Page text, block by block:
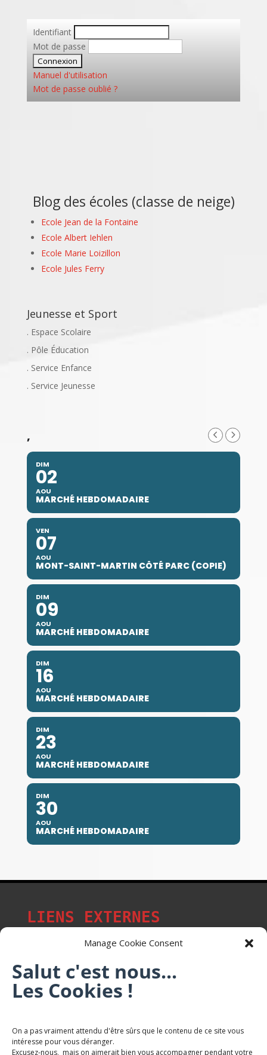
Manage Cookie Consent
Salut c'est nous...
Les Cookies !
On a pas vraiment attendu d'être sûrs que le contenu de ce site vous
intéresse pour vous déranger.
Excusez-nous, mais on aimerait bien vous accompagner pendant votre
Identifiant
Mot de passe
Manuel d'utilisation
Mot de passe oublié ?
Blog des écoles (classe de neige)
Ecole Jean de la Fontaine
Ecole Albert Iehlen
Ecole Marie Loizillon
Ecole Jules Ferry
Jeunesse et Sport
. Espace Scolaire
. Pôle Éducation
. Service Enfance
. Service Jeunesse
,
DIM
02
AOU
MARCHÉ HEBDOMADAIRE
VEN
07
AOU
MONT-SAINT-MARTIN CÔTÉ PARC (COPIE)
DIM
09
AOU
MARCHÉ HEBDOMADAIRE
DIM
16
AOU
MARCHÉ HEBDOMADAIRE
DIM
23
AOU
MARCHÉ HEBDOMADAIRE
DIM
30
AOU
MARCHÉ HEBDOMADAIRE
LIENS EXTERNES
Les p'tits citoyens de Mont-Saint-Martin
Trail Saintmartinois Daniel FEITE
Karaté Mont Saint Martin